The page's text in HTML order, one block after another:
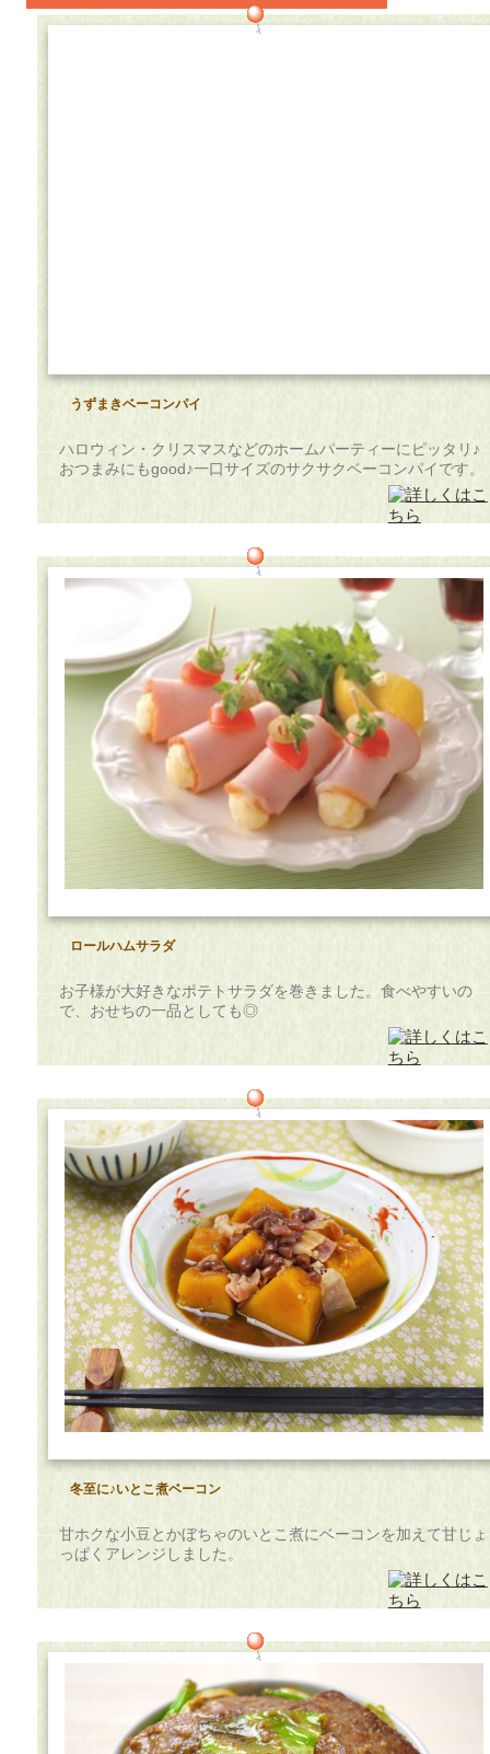
うずまきベーコンパイ
ハロウィン・クリスマスなどのホームパーティーにピッタリ♪
おつまみにもgood♪一口サイズのサクサクベーコンパイです。
ロールハムサラダ
お子様が大好きなポテトサラダを巻きました。食べやすいの
で、おせちの一品としても◎
冬至に♪いとこ煮ベーコン
甘ホクな小豆とかぼちゃのいとこ煮にベーコンを加えて甘じょ
っぱくアレンジしました。